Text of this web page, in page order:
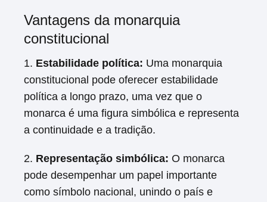
Vantagens da monarquia
constitucional
1. Estabilidade política: Uma monarquia
constitucional pode oferecer estabilidade
política a longo prazo, uma vez que o
monarca é uma figura simbólica e representa
a continuidade e a tradição.
2. Representação simbólica: O monarca
pode desempenhar um papel importante
como símbolo nacional, unindo o país e